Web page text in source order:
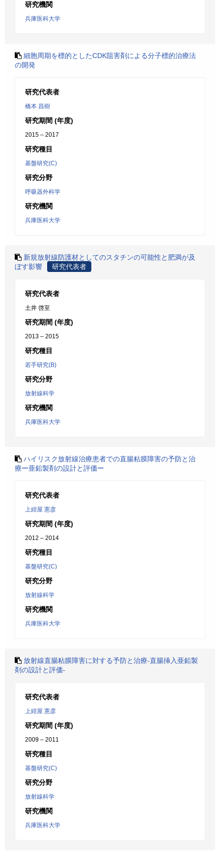
研究機関
兵庫医科大学
細胞周期を標的としたCDK阻害剤による分子標的治療法
の開発
研究代表者
橋本 昌樹
研究期間 (年度)
2015 – 2017
研究種目
基盤研究(C)
研究分野
呼吸器外科学
研究機関
兵庫医科大学
新規放射線防護材としてのスタチンの可能性と肥満が及
ぼす影響
研究代表者
研究代表者
土井 啓至
研究期間 (年度)
2013 – 2015
研究種目
若手研究(B)
研究分野
放射線科学
研究機関
兵庫医科大学
ハイリスク放射線治療患者での直腸粘膜障害の予防と治
療ー亜鉛製剤の設計と評価ー
研究代表者
上紺屋 憲彦
研究期間 (年度)
2012 – 2014
研究種目
基盤研究(C)
研究分野
放射線科学
研究機関
兵庫医科大学
放射線直腸粘膜障害に対する予防と治療-直腸挿入亜鉛製
剤の設計と評価-
研究代表者
上紺屋 憲彦
研究期間 (年度)
2009 – 2011
研究種目
基盤研究(C)
研究分野
放射線科学
研究機関
兵庫医科大学